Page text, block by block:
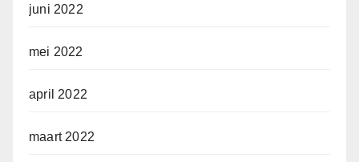
juni 2022
mei 2022
april 2022
maart 2022